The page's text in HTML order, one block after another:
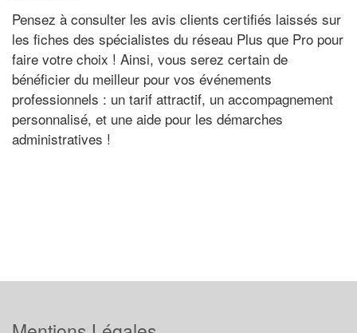
Pensez à consulter les avis clients certifiés laissés sur
les fiches des spécialistes du réseau Plus que Pro pour
faire votre choix ! Ainsi, vous serez certain de
bénéficier du meilleur pour vos événements
professionnels : un tarif attractif, un accompagnement
personnalisé, et une aide pour les démarches
administratives !